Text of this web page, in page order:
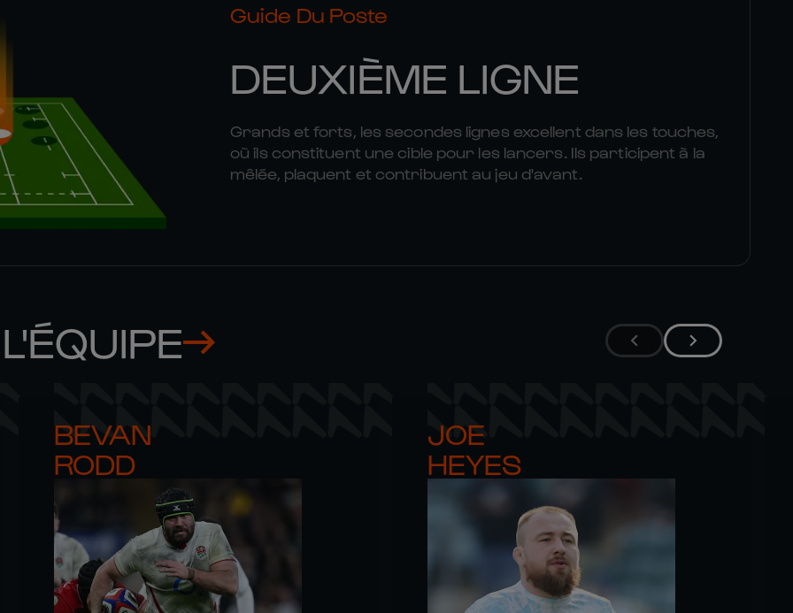
Guide Du Poste
DEUXIÈME LIGNE
Grands et forts, les secondes lignes excellent dans les touches,
où ils constituent une cible pour les lancers. Ils participent à la
mêlée, plaquent et contribuent au jeu d'avant.
BEVAN
RODD
JOE
HEYES